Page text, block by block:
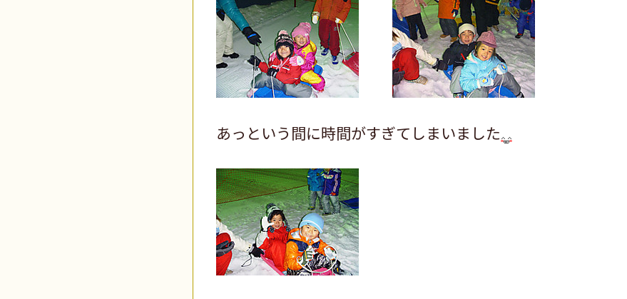
あっという間に時間がすぎてしまいました